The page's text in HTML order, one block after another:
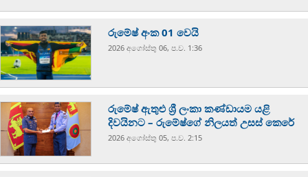
රුමේෂ් අංක 01 වෙයි
2026 අගෝස්‍තු 06, ප.ව. 1:36
රුමේෂ් ඇතුළු ශ්‍රී ලංකා කණ්ඩායම යළි
දිවයිනට – රුමේෂ්ගේ නිලයත් උසස් කෙරේ
2026 අගෝස්‍තු 05, ප.ව. 2:15